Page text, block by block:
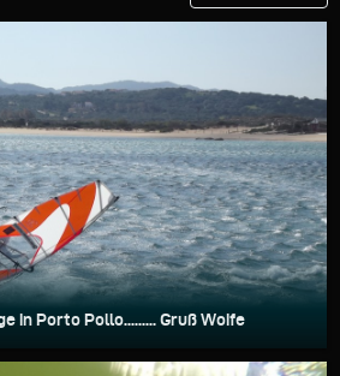
in Porto Pollo......... Gruß Woife